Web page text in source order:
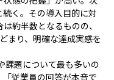
く。その導入目的に対
約半数となるものの、
まり、明確な達成実感を
課題について最も多いの
従業員の回答が本音で